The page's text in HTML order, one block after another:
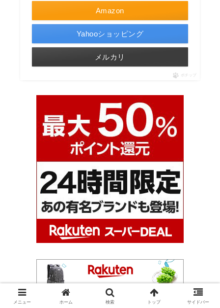
Amazon
Yahooショッピング
メルカリ
ポチップ
メニュー ホーム 検索 トップ サイドバー